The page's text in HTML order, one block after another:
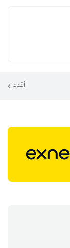
أقدم